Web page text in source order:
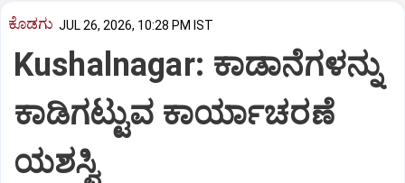
ಕೊಡಗು JUL 26, 2026, 10:28 PM IST
Kushalnagar: ಕಾಡಾನೆಗಳನ್ನು
ಕಾಡಿಗಟ್ಟುವ ಕಾರ್ಯಾಚರಣೆ
ಯಶಸ್ವಿ